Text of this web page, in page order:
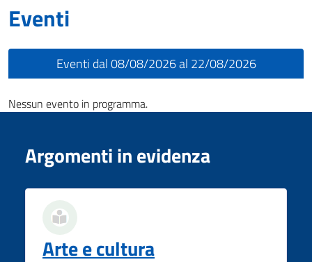
Eventi
Eventi dal 08/08/2026 al 22/08/2026
Nessun evento in programma.
Argomenti in evidenza
Arte e cultura